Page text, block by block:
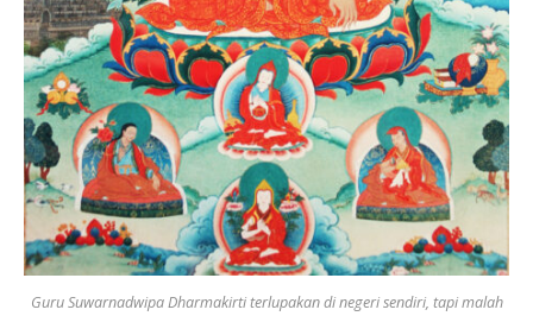
Guru Suwarnadwipa Dharmakirti terlupakan di negeri sendiri, tapi malah